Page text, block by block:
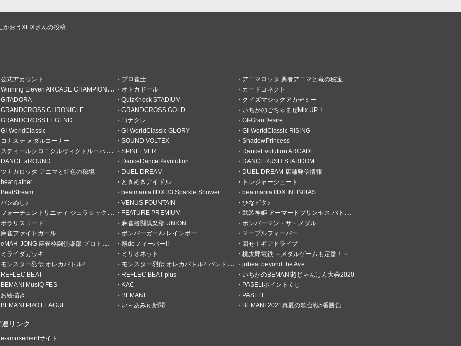
い
でバンめし。
かおうXLIXさんの投稿
公式アカウント プロ雀士
アニマロッタ 勇者アニマと竜の秘宝
Winning Eleven ARCADE CHAMPIONSHIP
オトカドール
カードコネクト
GITADORA
QuizKnock STADIUM
クイズマジックアカデミー
GRANDCROSS CHRONICLE
GRANDCROSS GOLD
いちかのごちゃまぜMix UP！
GRANDCROSS LEGEND
コナクレ
GI-GranDesire
GI-WorldClassic
GI-WorldClassic GLORY
GI-WorldClassic RISING
コナステ メダルコーナー
SOUND VOLTEX
ShadowPrincess
スティールクロニクルヴィクトルーパーズ
SPINFEVER
DanceEvolution ARCADE
DANCE aROUND
DanceDanceRevolution
DANCERUSH STARDOM
ツナガロッタ アニマと虹色の秘境
DUEL DREAM
DUEL DREAM 店舗発信情報
beat gather
ときめきアイドル
トレジャーシュート
BeatStream
beatmania IIDX 33 Sparkle Shower
beatmania IIDX INFINITAS
バンめし♪
VENUS FOUNTAIN
ひなビタ♪
フォーチュントリニティ ジュラシックトレジャー
FEATURE PREMIUM
武装神姫 アーマードプリンセス バトルコンダクター
ポラリスコード
麻雀格闘倶楽部 UNION
ボンバーマン・ザ・メダル
麻雀ファイトガール
ボンバーガール レインボー
マーブルフィーバー
eMAH-JONG 麻雀格闘倶楽部 プロトーナメント
祭deフィーバー!!
回せ！ギアドライブ
ミライダガッキ
ミリオネット
桃太郎電鉄 ～メダルゲームも定番！～
モンスター烈伝 オレカバトル2
モンスター烈伝 オレカバトル2 パンドラのメダル
jubeat beyond the Ave.
REFLEC BEAT
REFLEC BEAT plus
いちかのBEMANI超じゃんけん大会2020
BEMANI MusiQ FES
KAC
PASELIポイントくじ
お絵描き
BEMANI
PASELI
BEMANI PRO LEAGUE
い～あみゅ新聞 BEMANI 2021真夏の歌合戦5番勝負
連リンク
e-amusementサイト